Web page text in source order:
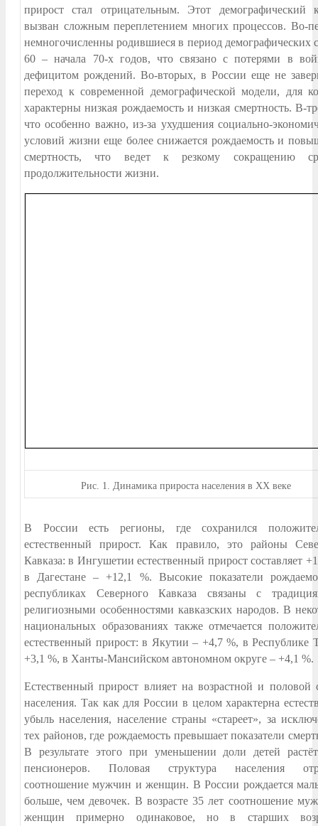
прирост стал отрицательным. Этот демографический
вызван сложным переплетением многих процессов. Во-
немногочисленны родившиеся в период демографических
60 – начала 70-х годов, что связано с потерями в
дефицитом рождений. Во-вторых, в России еще не
переход к современной демографической модели, для
характерны низкая рождаемость и низкая смертность. В-
что особенно важно, из-за ухудшения социально-
условий жизни еще более снижается рождаемость и
смертность, что ведет к резкому сокращению
продолжительности жизни.
Рис. 1. Динамика прироста населения в XX веке
В России есть регионы, где сохранился
естественный прирост. Как правило, это районы
Кавказа: в Ингушетии естественный прирост составляет
в Дагестане – +12,1 %. Высокие показатели
республиках Северного Кавказа связаны с
религиозными особенностями кавказских народов. В
национальных образованиях также отмечается
естественный прирост: в Якутии – +4,7 %, в Республике
+3,1 %, в Ханты-Мансийском автономном округе – +4,1 %.
Естественный прирост влияет на возрастной и половой
населения. Так как для России в целом характерна
убыль населения, население страны «стареет», за
тех районов, где рождаемость превышает показатели
В результате этого при уменьшении доли детей
пенсионеров. Половая структура населения
соотношение мужчин и женщин. В России рождается
больше, чем девочек. В возрасте 35 лет соотношение
женщин примерно одинаковое, но в старших